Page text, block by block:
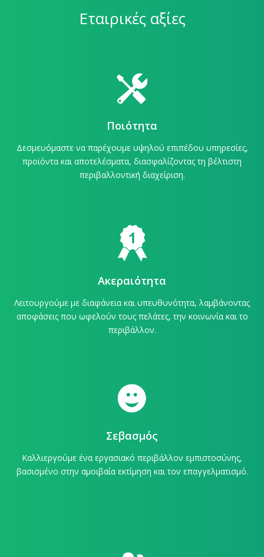
Εταιρικές αξίες
Ποιότητα
Δεσμευόμαστε να παρέχουμε υψηλού επιπέδου υπηρεσίες,
προϊόντα και αποτελέσματα, διασφαλίζοντας τη βέλτιστη
περιβαλλοντική διαχείριση.
Ακεραιότητα
Λειτουργούμε με διαφάνεια και υπευθυνότητα, λαμβάνοντας
αποφάσεις που ωφελούν τους πελάτες, την κοινωνία και το
περιβάλλον.
Σεβασμός
Καλλιεργούμε ένα εργασιακό περιβάλλον εμπιστοσύνης,
βασισμένο στην αμοιβαία εκτίμηση και τον επαγγελματισμό.